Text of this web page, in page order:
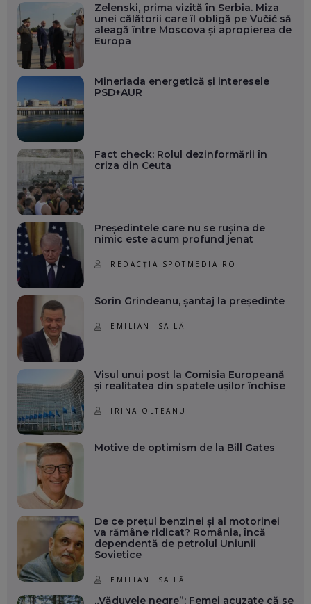
Zelenski, prima vizită în Serbia. Miza
unei călătorii care îl obligă pe Vučić să
aleagă între Moscova și apropierea de
Europa
Mineriada energetică și interesele
PSD+AUR
Fact check: Rolul dezinformării în
criza din Ceuta
Președintele care nu se rușina de
nimic este acum profund jenat
REDACȚIA SPOTMEDIA.RO
Sorin Grindeanu, șantaj la președinte
EMILIAN ISAILĂ
Visul unui post la Comisia Europeană
și realitatea din spatele ușilor închise
IRINA OLTEANU
Motive de optimism de la Bill Gates
De ce prețul benzinei și al motorinei
va rămâne ridicat? România, încă
dependentă de petrolul Uniunii
Sovietice
EMILIAN ISAILĂ
„Văduvele negre”: Femei acuzate că se